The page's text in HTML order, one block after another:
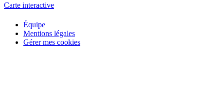
Carte interactive
Équipe
Mentions légales
Gérer mes cookies